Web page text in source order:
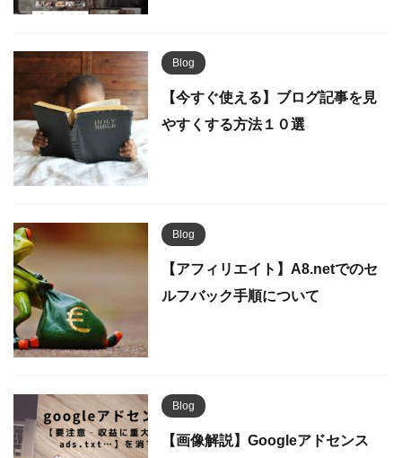
Blog
【今すぐ使える】ブログ記事を見
やすくする方法１０選
Blog
【アフィリエイト】A8.netでのセ
ルフバック手順について
Blog
【画像解説】Googleアドセンス